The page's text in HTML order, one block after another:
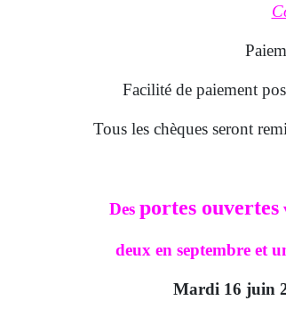
Facilité de paiement
Tous les chèques seront
Des portes ouvertes
deux en septembre et
Mardi 16 juin